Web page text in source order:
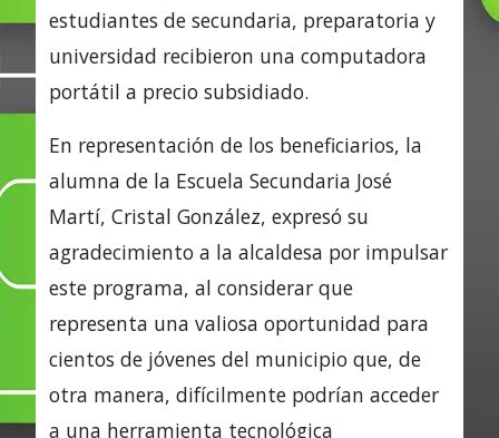
estudiantes de secundaria, preparatoria y
universidad recibieron una computadora
portátil a precio subsidiado.
En representación de los beneficiarios, la
alumna de la Escuela Secundaria José
Martí, Cristal González, expresó su
agradecimiento a la alcaldesa por impulsar
este programa, al considerar que
representa una valiosa oportunidad para
cientos de jóvenes del municipio que, de
otra manera, difícilmente podrían acceder
a una herramienta tecnológica